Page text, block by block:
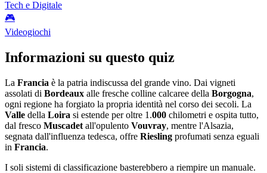
Tech e Digitale
🎮
Videogiochi
Informazioni su questo quiz
La Francia è la patria indiscussa del grande vino. Dai vigneti
assolati di Bordeaux alle fresche colline calcaree della Borgogna,
ogni regione ha forgiato la propria identità nel corso dei secoli. La
Valle della Loira si estende per oltre 1.000 chilometri e ospita tutto,
dal fresco Muscadet all'opulento Vouvray, mentre l'Alsazia,
segnata dall'influenza tedesca, offre Riesling profumati senza eguali
in Francia.
I soli sistemi di classificazione basterebbero a riempire un manuale.